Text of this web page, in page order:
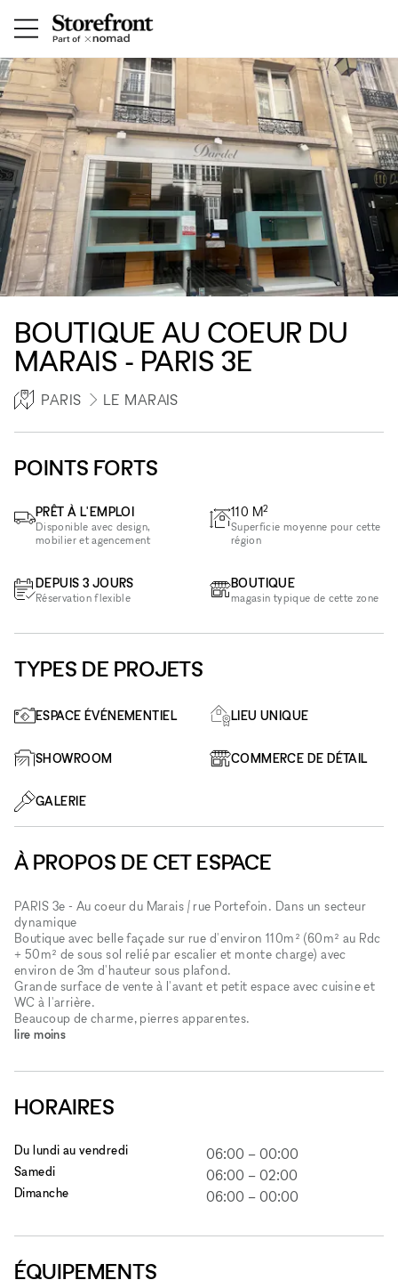
BOUTIQUE AU COEUR DU
MARAIS - PARIS 3E
PARIS LE MARAIS
POINTS FORTS
PRÊT À L'EMPLOI
Disponible avec design,
mobilier et agencement
DEPUIS 3 JOURS
Réservation flexible
110 M2
Superficie moyenne pour cette
région
BOUTIQUE
magasin typique de cette zone
TYPES DE PROJETS
ESPACE ÉVÉNEMENTIEL LIEU UNIQUE
SHOWROOM COMMERCE DE DÉTAIL
GALERIE
À PROPOS DE CET ESPACE
PARIS 3e - Au coeur du Marais / rue Portefoin. Dans un secteur
dynamique
Boutique avec belle façade sur rue d'environ 110m² (60m² au Rdc
+ 50m² de sous sol relié par escalier et monte charge) avec
environ de 3m d'hauteur sous plafond.
Grande surface de vente à l'avant et petit espace avec cuisine et
WC à l'arrière.
Beaucoup de charme, pierres apparentes.
lire moins
HORAIRES
Du lundi au vendredi 06:00 – 00:00
Samedi 06:00 – 02:00
Dimanche 06:00 – 00:00
ÉQUIPEMENTS